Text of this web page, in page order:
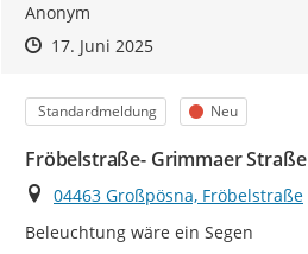
Anonym
Zeitpunkt des Erstellens
Zeitpunkt des Erstellens
17. Juni 2025Zur Äußerung
Kategorie
Standardmeldung Status
Neu
Fröbelstraße- Grimmaer Straße
Ort
04463 Großpösna, Fröbelstraße
Beleuchtung wäre ein Segen